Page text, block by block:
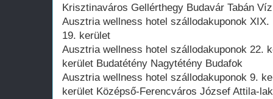
Krisztinaváros Gellérthegy Budavár Tabán
Ausztria wellness hotel szállodakuponok
19. kerület
Ausztria wellness hotel szállodakuponok 22.
kerület Budatétény Nagytétény Budafok
Ausztria wellness hotel szállodakuponok 9.
kerület Középső-Ferencváros József Attila-